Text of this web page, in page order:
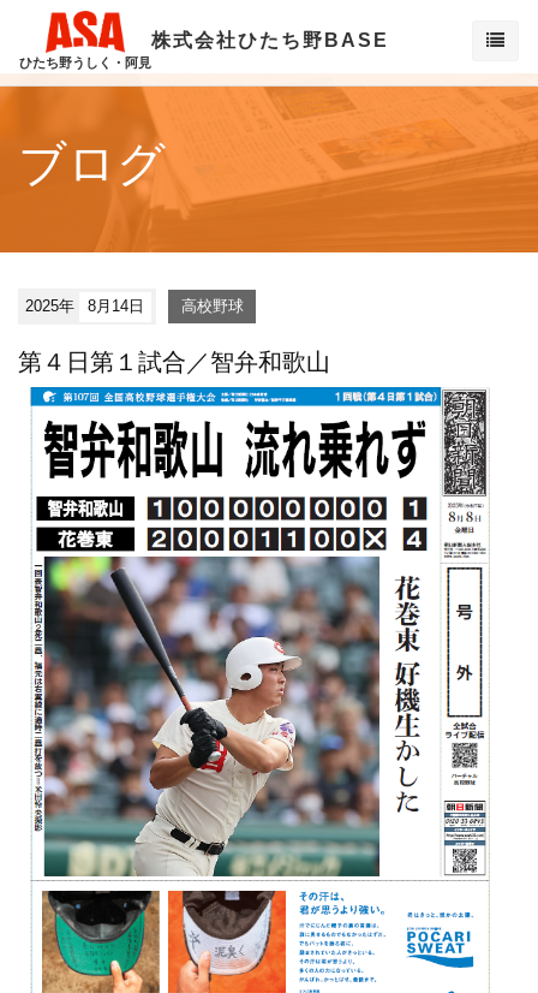
ひたち野うしく・阿見
株式会社ひたち野BASE
ブログ
2025年 8月14日 高校野球
第４日第１試合／智弁和歌山